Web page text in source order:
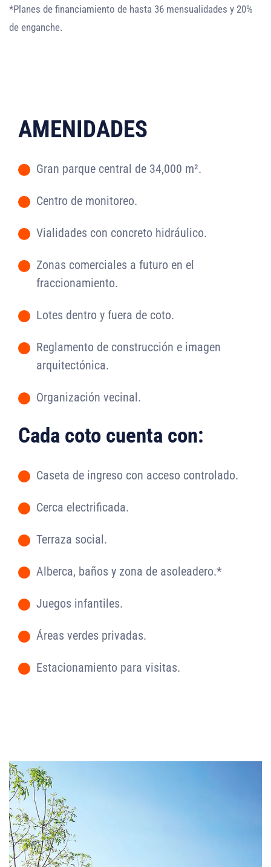
*Planes de financiamiento de hasta 36 mensualidades y 20%
de enganche.
AMENIDADES
- Gran parque central de 34,000 m².
- Centro de monitoreo.
- Vialidades con concreto hidráulico.
-
Zonas comerciales a futuro en el
fraccionamiento.
- Lotes dentro y fuera de coto.
-
Reglamento de construcción e imagen
arquitectónica.
- Organización vecinal.
Cada coto cuenta con:
- Caseta de ingreso con acceso controlado.
- Cerca electrificada.
- Terraza social.
- Alberca, baños y zona de asoleadero.*
- Juegos infantiles.
- Áreas verdes privadas.
- Estacionamiento para visitas.